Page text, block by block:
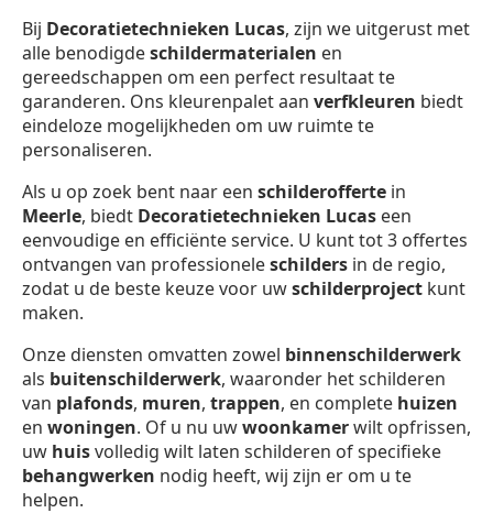
Bij Decoratietechnieken Lucas, zijn we uitgerust met
alle benodigdeschildermaterialen en
gereedschappen om een perfect resultaat te
garanderen. Ons kleurenpalet aan verfkleuren biedt
eindeloze mogelijkheden om uw ruimte te
personaliseren.
Als u op zoek bent naar een schilderofferte in
Meerle, biedt Decoratietechnieken Lucas een
eenvoudige en efficiënte service. U kunt tot 3 offertes
ontvangen van professioneleschilders in de regio,
zodat u de beste keuze voor uwschilderproject kunt
maken.
Onze diensten omvatten zowel binnenschilderwerk
als buitenschilderwerk, waaronder het schilderen
van plafonds, muren, trappen, en complete huizen
en woningen. Of u nu uwwoonkamerwilt opfrissen,
uw huisvolledig wilt laten schilderen of specifieke
behangwerken nodig heeft, wij zijn er om u te
helpen.